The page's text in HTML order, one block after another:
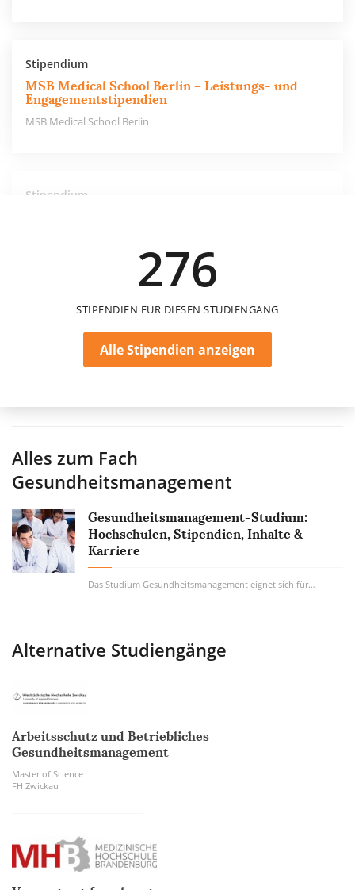
Stipendium
MSB Medical School Berlin – Leistungs- und
Engagementstipendien
MSB Medical School Berlin
Stipendium
276
STIPENDIEN FÜR DIESEN STUDIENGANG
Alle Stipendien anzeigen
Alles zum Fach
Gesundheitsmanagement
Gesundheitsmanagement-Studium:
Hochschulen, Stipendien, Inhalte &
Karriere
Das Studium Gesundheitsmanagement eignet sich für Dich ideal, wenn Du sowohl Interesse an...
Alternative Studiengänge
Arbeitsschutz und Betriebliches
Gesundheitsmanagement
Master of Science
FH Zwickau